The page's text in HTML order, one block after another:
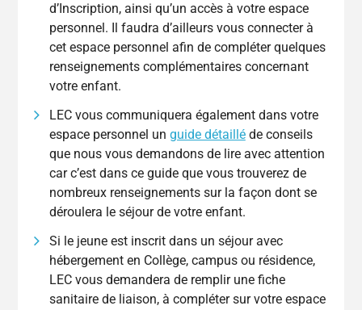
d’Inscription, ainsi qu’un accès à votre espace
personnel. Il faudra d’ailleurs vous connecter à
cet espace personnel afin de compléter quelques
renseignements complémentaires concernant
votre enfant.
LEC vous communiquera également dans votre
espace personnel un guide détailléde conseils
que nous vous demandons de lire avec attention
car c’est dans ce guide que vous trouverez de
nombreux renseignements sur la façon dont se
déroulera le séjour de votre enfant.
Si le jeune est inscrit dans un séjour avec
hébergement en Collège, campus ou résidence,
LEC vous demandera de remplir une fiche
sanitaire de liaison, à compléter sur votre espace